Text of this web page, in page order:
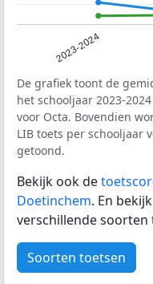
2023-2024
De grafiek toont de
het schooljaar 2023-
voor Octa. Bovendien
LIB toets per schooljaar
getoond.
Bekijk ook de
Doetinchem. En
verschillende soorten
Soorten toetsen